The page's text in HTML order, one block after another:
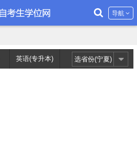
导航
英语(专升本) 选省份(宁夏)